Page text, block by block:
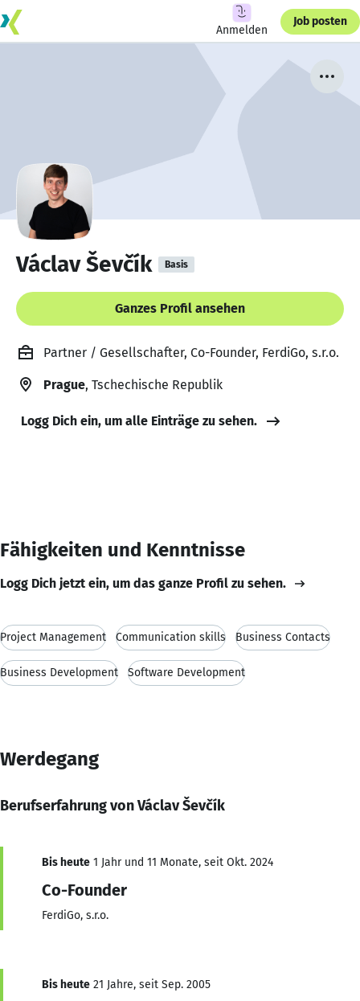
Anmelden
Job posten
Václav Ševčík Basis
Ganzes Profil ansehen
Partner / Gesellschafter, Co-Founder, FerdiGo, s.r.o.
Prague, Tschechische Republik
Logg Dich ein, um alle Einträge zu sehen.
Fähigkeiten und Kenntnisse
Logg Dich jetzt ein, um das ganze Profil zu sehen.
Project Management Communication skills Business Contacts
Business Development Software Development
Werdegang
Berufserfahrung von Václav Ševčík
Bis heute 1 Jahr und 11 Monate, seit Okt. 2024
Co-Founder
FerdiGo, s.r.o.
Bis heute 21 Jahre, seit Sep. 2005